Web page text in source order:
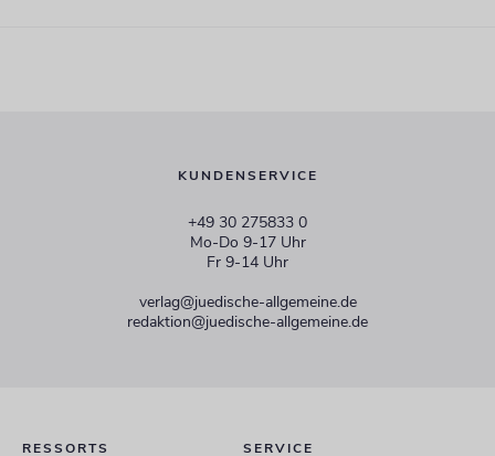
KUNDENSERVICE
+49 30 275833 0
Mo-Do 9-17 Uhr
Fr 9-14 Uhr
verlag@juedische-allgemeine.de
redaktion@juedische-allgemeine.de
RESSORTS SERVICE